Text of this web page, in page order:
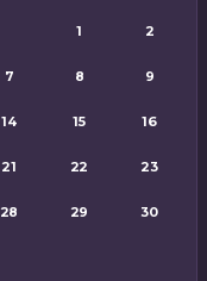
1 2
7 8 9
14 15 16
21 22 23
28 29 30